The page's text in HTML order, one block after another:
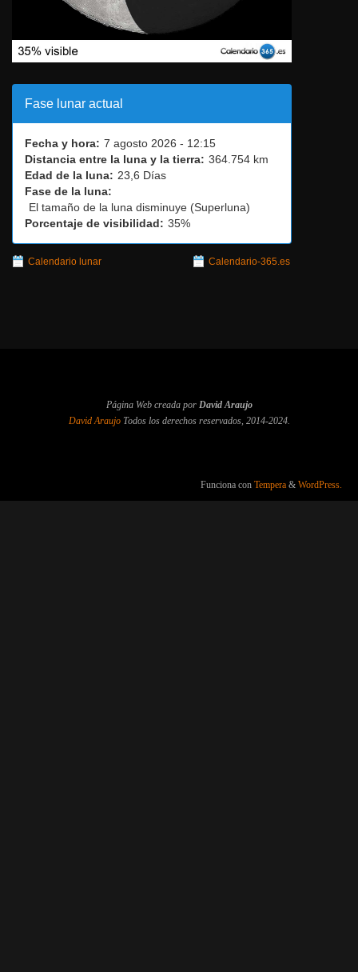
Fase lunar actual
Fecha y hora: 7 agosto 2026 - 12:15
Distancia entre la luna y la tierra: 364.754 km
Edad de la luna: 23,6 Días
Fase de la luna:
El tamaño de la luna disminuye (Superluna)
Porcentaje de visibilidad: 35%
Calendario lunar Calendario-365.es
Página Web creada porDavid Araujo
David AraujoTodos los derechos reservados, 2014-2024.
Funciona con Tempera & WordPress.